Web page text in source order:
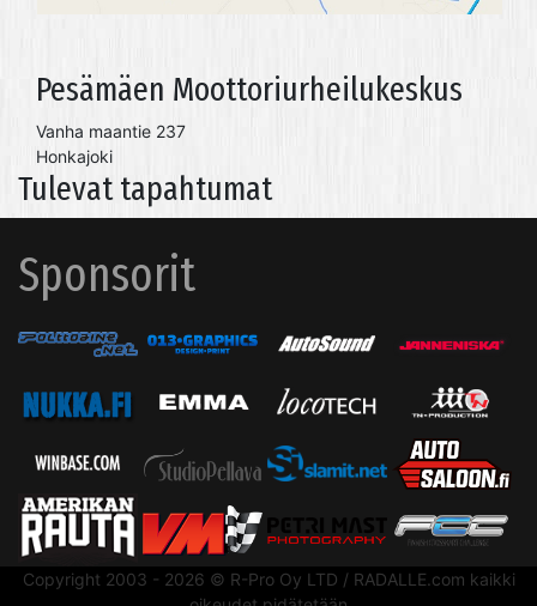
Pesämäen Moottoriurheilukeskus
Vanha maantie 237
Honkajoki
Tulevat tapahtumat
Sponsorit
Copyright 2003 - 2026 © R-Pro Oy LTD / RADALLE.com kaikki